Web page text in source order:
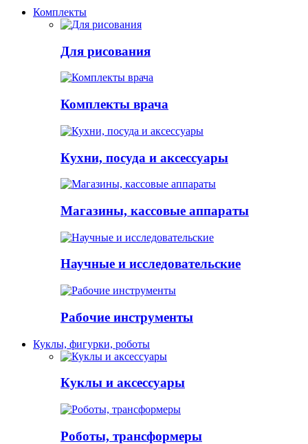
Комплекты
Для рисования
Комплекты врача
Кухни, посуда и аксессуары
Магазины, кассовые аппараты
Научные и исследовательские
Рабочие инструменты
Куклы, фигурки, роботы
Куклы и аксессуары
Роботы, трансформеры